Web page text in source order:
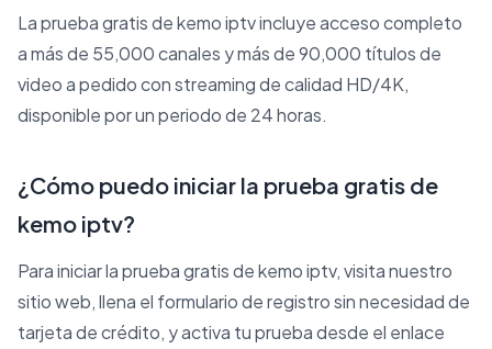
La prueba gratis de kemo iptv incluye acceso completo
a más de 55,000 canales y más de 90,000 títulos de
video a pedido con streaming de calidad HD/4K,
disponible por un periodo de 24 horas.
¿Cómo puedo iniciar la prueba gratis de
kemo iptv?
Para iniciar la prueba gratis de kemo iptv, visita nuestro
sitio web, llena el formulario de registro sin necesidad de
tarjeta de crédito, y activa tu prueba desde el enlace